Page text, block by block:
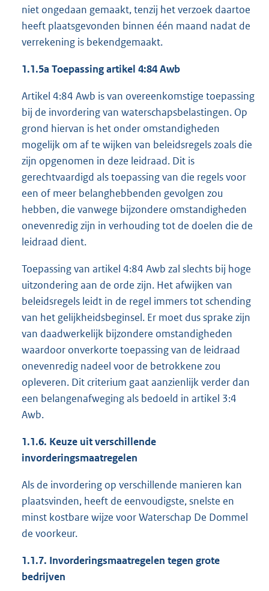
niet ongedaan gemaakt, tenzij het verzoek daartoe
heeft plaatsgevonden binnen één maand nadat de
verrekening is bekendgemaakt.
1.1.5a Toepassing artikel 4:84 Awb
Artikel 4:84 Awb is van overeenkomstige toepassing
bij de invordering van waterschapsbelastingen. Op
grond hiervan is het onder omstandigheden
mogelijk om af te wijken van beleidsregels zoals die
zijn opgenomen in deze leidraad. Dit is
gerechtvaardigd als toepassing van die regels voor
een of meer belanghebbenden gevolgen zou
hebben, die vanwege bijzondere omstandigheden
onevenredig zijn in verhouding tot de doelen die de
leidraad dient.
Toepassing van artikel 4:84 Awb zal slechts bij hoge
uitzondering aan de orde zijn. Het afwijken van
beleidsregels leidt in de regel immers tot schending
van het gelijkheidsbeginsel. Er moet dus sprake zijn
van daadwerkelijk bijzondere omstandigheden
waardoor onverkorte toepassing van de leidraad
onevenredig nadeel voor de betrokkene zou
opleveren. Dit criterium gaat aanzienlijk verder dan
een belangenafweging als bedoeld in artikel 3:4
Awb.
1.1.6. Keuze uit verschillende
invorderingsmaatregelen
Als de invordering op verschillende manieren kan
plaatsvinden, heeft de eenvoudigste, snelste en
minst kostbare wijze voor Waterschap De Dommel
de voorkeur.
1.1.7. Invorderingsmaatregelen tegen grote
bedrijven